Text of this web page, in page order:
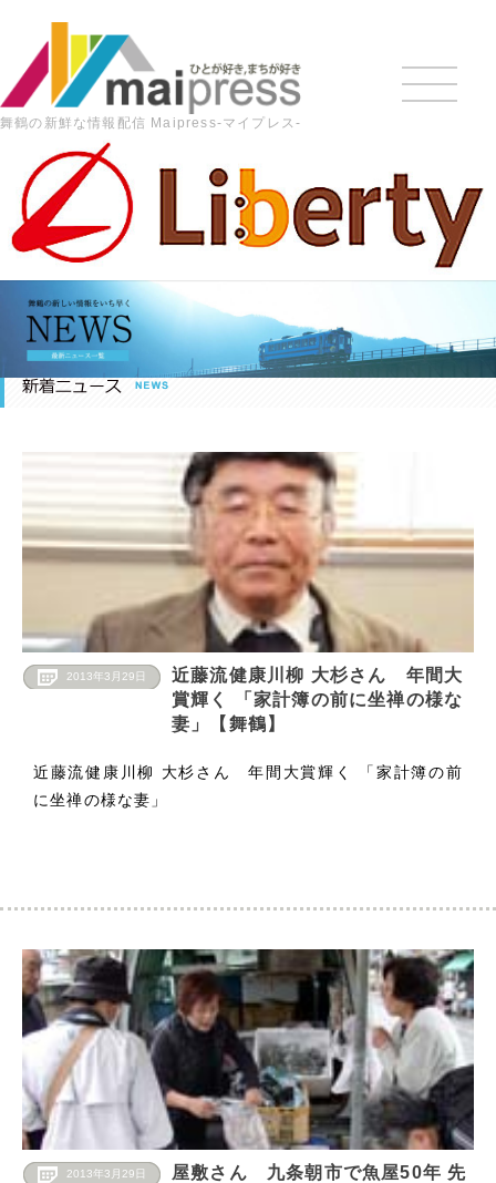
舞鶴の新鮮な情報配信 Maipress-マイプレス-
HOME > 最新の記事 > 2013年 > 3月
2013年3月29日
近藤流健康川柳 大杉さん 年間大
賞輝く 「家計簿の前に坐禅の様な
妻」【舞鶴】
近藤流健康川柳 大杉さん 年間大賞輝く 「家計簿の前
に坐禅の様な妻」
2013年3月29日
屋敷さん 九条朝市で魚屋50年 先